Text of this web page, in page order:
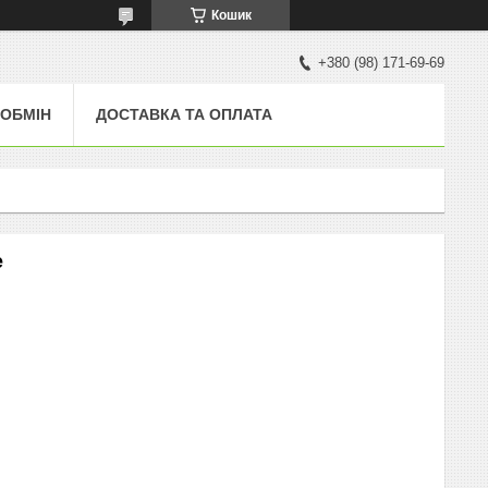
Кошик
+380 (98) 171-69-69
ДОСТАВКА ТА ОПЛАТА